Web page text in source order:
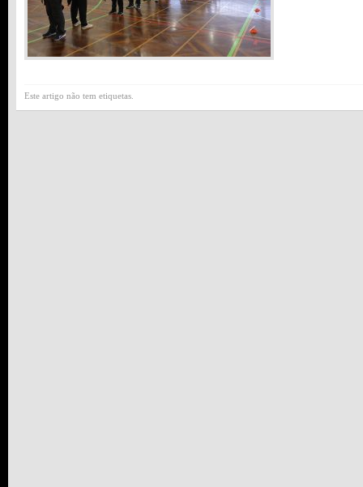
Este artigo não tem etiquetas.